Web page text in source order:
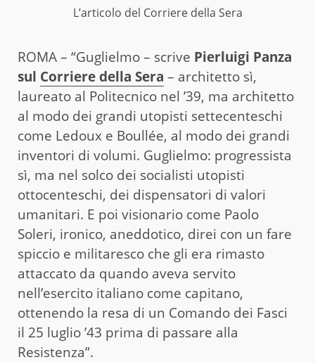
L’articolo del Corriere della Sera
ROMA – “Guglielmo – scrive Pierluigi Panza
sul Corriere della Sera – architetto sì,
laureato al Politecnico nel ’39, ma architetto
al modo dei grandi utopisti settecenteschi
come Ledoux e Boullée, al modo dei grandi
inventori di volumi. Guglielmo: progressista
sì, ma nel solco dei socialisti utopisti
ottocenteschi, dei dispensatori di valori
umanitari. E poi visionario come Paolo
Soleri, ironico, aneddotico, direi con un fare
spiccio e militaresco che gli era rimasto
attaccato da quando aveva servito
nell’esercito italiano come capitano,
ottenendo la resa di un Comando dei Fasci
il 25 luglio ’43 prima di passare alla
Resistenza”.